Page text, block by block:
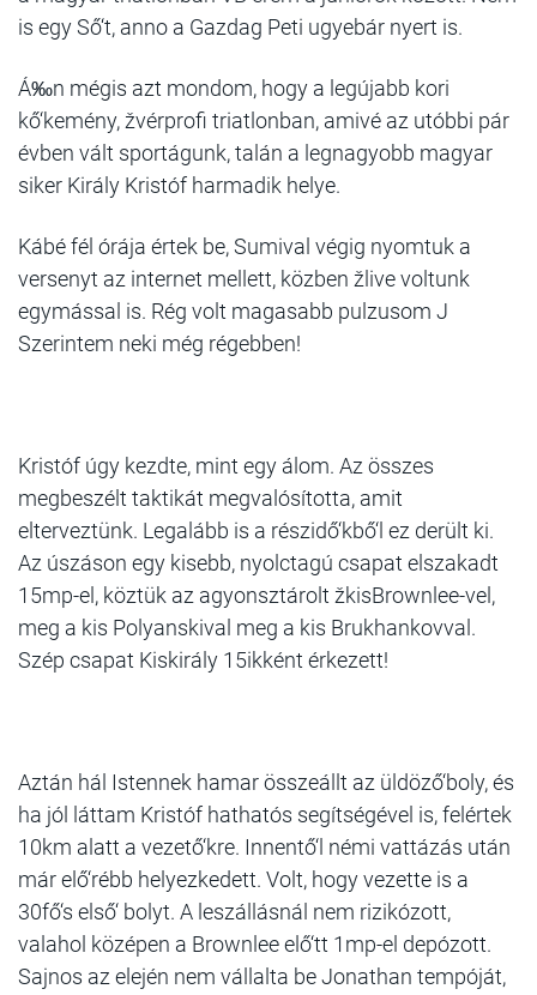
is egy Ső‘t, anno a Gazdag Peti ugyebár nyert is.
Á‰n mégis azt mondom, hogy a legújabb kori
kő‘kemény, žvérprofi triatlonban, amivé az utóbbi pár
évben vált sportágunk, talán a legnagyobb magyar
siker Király Kristóf harmadik helye.
Kábé fél órája értek be, Sumival végig nyomtuk a
versenyt az internet mellett, közben žlive voltunk
egymással is. Rég volt magasabb pulzusom J
Szerintem neki még régebben!
Kristóf úgy kezdte, mint egy álom. Az összes
megbeszélt taktikát megvalósította, amit
elterveztünk. Legalább is a részidő‘kbő‘l ez derült ki.
Az úszáson egy kisebb, nyolctagú csapat elszakadt
15mp-el, köztük az agyonsztárolt žkisBrownlee-vel,
meg a kis Polyanskival meg a kis Brukhankovval.
Szép csapat Kiskirály 15ikként érkezett!
Aztán hál Istennek hamar összeállt az üldöző‘boly, és
ha jól láttam Kristóf hathatós segítségével is, felértek
10km alatt a vezető‘kre. Innentő‘l némi vattázás után
már elő‘rébb helyezkedett. Volt, hogy vezette is a
30fő‘s első‘ bolyt. A leszállásnál nem rizikózott,
valahol középen a Brownlee elő‘tt 1mp-el depózott.
Sajnos az elején nem vállalta be Jonathan tempóját,